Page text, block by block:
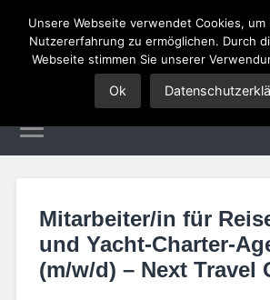
Tourismus
Mitarbeiter/in für
und Yacht-Charter-
(m/w/d) – Next Travel
Unsere Webseite verwendet Cookies,
Nutzererfahrung zu ermöglichen. Durch
Webseite stimmen Sie unserer
Ok